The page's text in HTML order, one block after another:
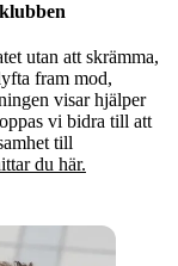
utan att skrämma,
fram mod,
visar hjälper
vi bidra till att
till
du här.